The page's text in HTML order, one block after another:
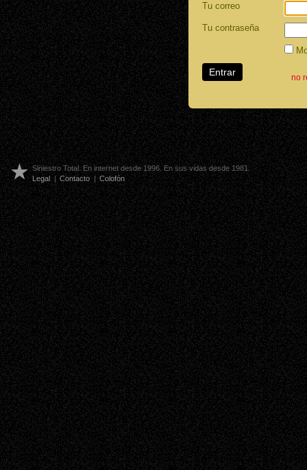
Tu correo
Tu contraseña
no
Siniestro Total. En internet desde 1996. En sus vidas desde 1981.
Legal | Contacto | Colofón